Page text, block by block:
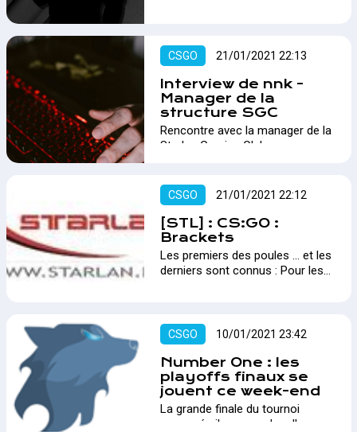
CSGO 21/01/2021 22:13
Interview de nnk -
Manager de la
structure SGC
Rencontre avec la manager de la
Starlan Gaming Club…
CSGO 21/01/2021 22:12
[STL] : CS:GO :
Brackets
Les premiers des poules ... et les
derniers sont connus : Pour les
CSGO 10/01/2021 23:42
Number One : les
playoffs finaux se
jouent ce week-end
La grande finale du tournoi
annoncée il y a peu plus d'un an